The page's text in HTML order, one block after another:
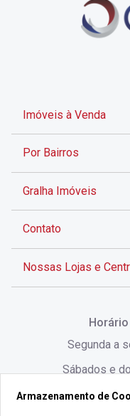
Imóveis à Venda
Por Bairros
Gralha Imóveis
Contato
Nossas Lojas e
Rua Lauro Linhares,
Segunda a
Sábados e
Armazenamento de